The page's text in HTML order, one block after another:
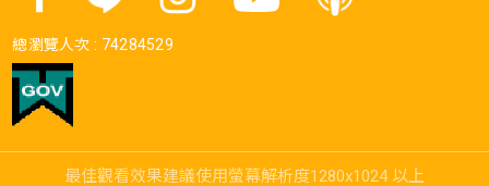
總瀏覽人次 : 74284529
最佳觀看效果建議使用螢幕解析度1280x1024 以上